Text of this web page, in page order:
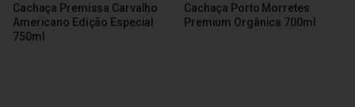
Cachaça Premissa Carvalho
Americano Edição Especial
750ml
Cachaça Porto Morretes
Premium Orgânica 700ml